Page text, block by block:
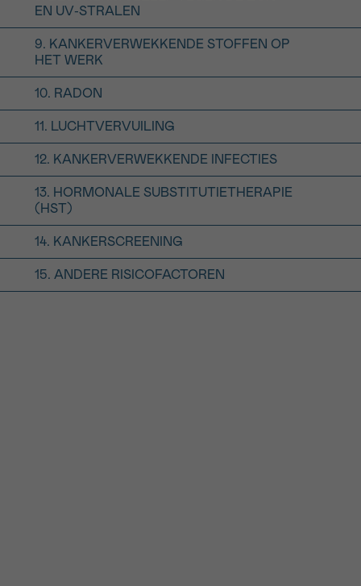
EN UV-STRALEN
9. KANKERVERWEKKENDE STOFFEN OP
HET WERK
10. RADON
11. LUCHTVERVUILING
12. KANKERVERWEKKENDE INFECTIES
13. HORMONALE SUBSTITUTIETHERAPIE
(HST)
14. KANKERSCREENING
15. ANDERE RISICOFACTOREN